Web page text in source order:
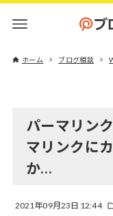
ホーム ブログ相談
パーマリン
マリンクに
か…
2021年09月23日 12:44